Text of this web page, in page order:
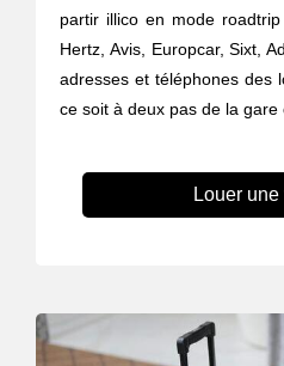
partir illico en mode
Hertz, Avis, Europcar, Sixt,
adresses et téléphones des
ce soit à deux pas de la gare
Louer